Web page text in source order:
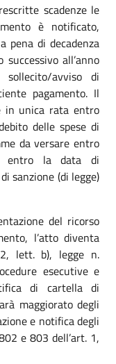
scadenze le
è notificato,
pena di decadenza
all’anno
avviso di
pagamento. Il
in unica rata entro
delle spese di
da versare entro
entro la data di
sanzione (di legge)
del ricorso
l’atto diventa
lett. b), legge n.
esecutive e
di cartella di
maggiorato degli
e notifica degli
e 803 dell’art. 1,